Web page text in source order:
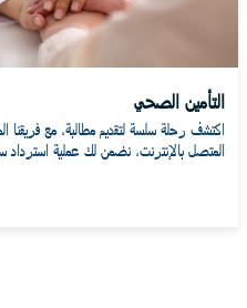
التأمين الصحي
اكتشف رحلة سلسة لتقديم مطالبة، مع فريقنا
المتصل بالإنترنت، نضمن لك عملية استرداد